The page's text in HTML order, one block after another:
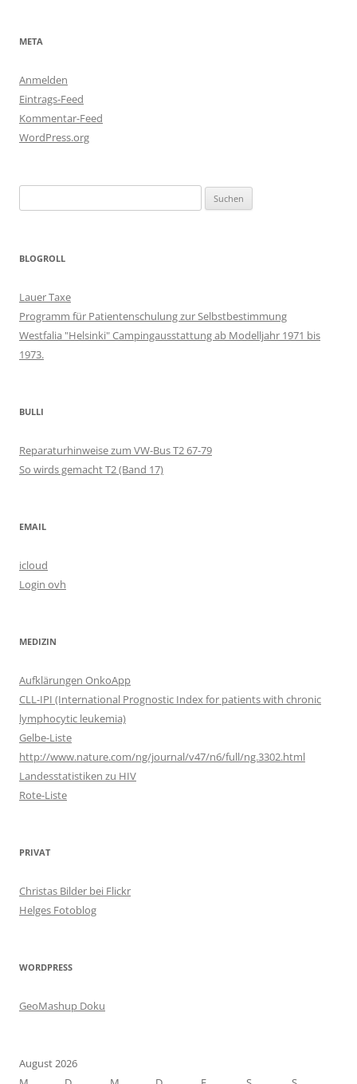
META
Anmelden
Eintrags-Feed
Kommentar-Feed
WordPress.org
nach:
BLOGROLL
Lauer Taxe
Programm für Patientenschulung zur Selbstbestimmung
Westfalia "Helsinki" Campingausstattung ab Modelljahr 1971 bis
1973.
BULLI
Reparaturhinweise zum VW-Bus T2 67-79
So wirds gemacht T2 (Band 17)
EMAIL
icloud
Login ovh
MEDIZIN
Aufklärungen OnkoApp
CLL-IPI (International Prognostic Index for patients with chronic
lymphocytic leukemia)
Gelbe-Liste
http://www.nature.com/ng/journal/v47/n6/full/ng.3302.html
Landesstatistiken zu HIV
Rote-Liste
PRIVAT
Christas Bilder bei Flickr
Helges Fotoblog
WORDPRESS
GeoMashup Doku
August 2026